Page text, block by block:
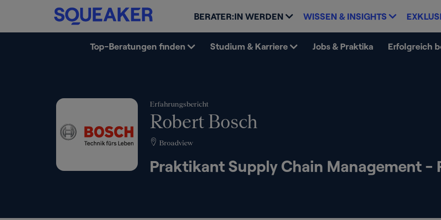
BERATER:IN WERDEN WISSEN & INSIGHTS
Top-Beratungen finden Studium & Karriere Jobs & Praktika Erfolgreich
Erfahrungsbericht
Robert Bosch
Broadview
Praktikant Supply Chain Management -